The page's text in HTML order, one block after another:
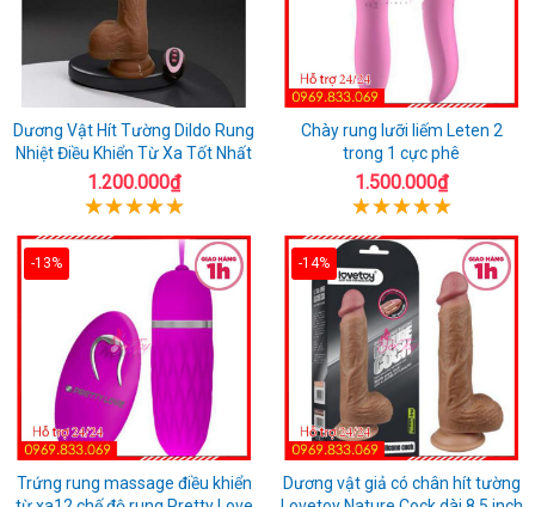
Dương Vật Hít Tường Dildo Rung
Nhiệt Điều Khiển Từ Xa Tốt Nhất
1.200.000₫
Chày rung lưỡi liếm Leten 2
trong 1 cực phê
1.500.000₫
-13%
Trứng rung massage điều khiển
-14%
Dương vật giả có chân hít tường